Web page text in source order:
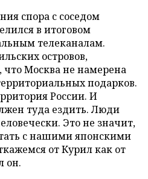
спора с соседом
в итоговом
телеканалам.
островов,
Москва не намерена
подарков.
России. И
туда ездить. Люди
Это не значит,
с нашими японскими
от Курил как от
он.